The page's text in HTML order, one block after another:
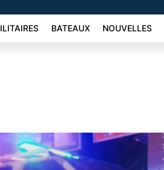
BATEAUX NOUVELLES